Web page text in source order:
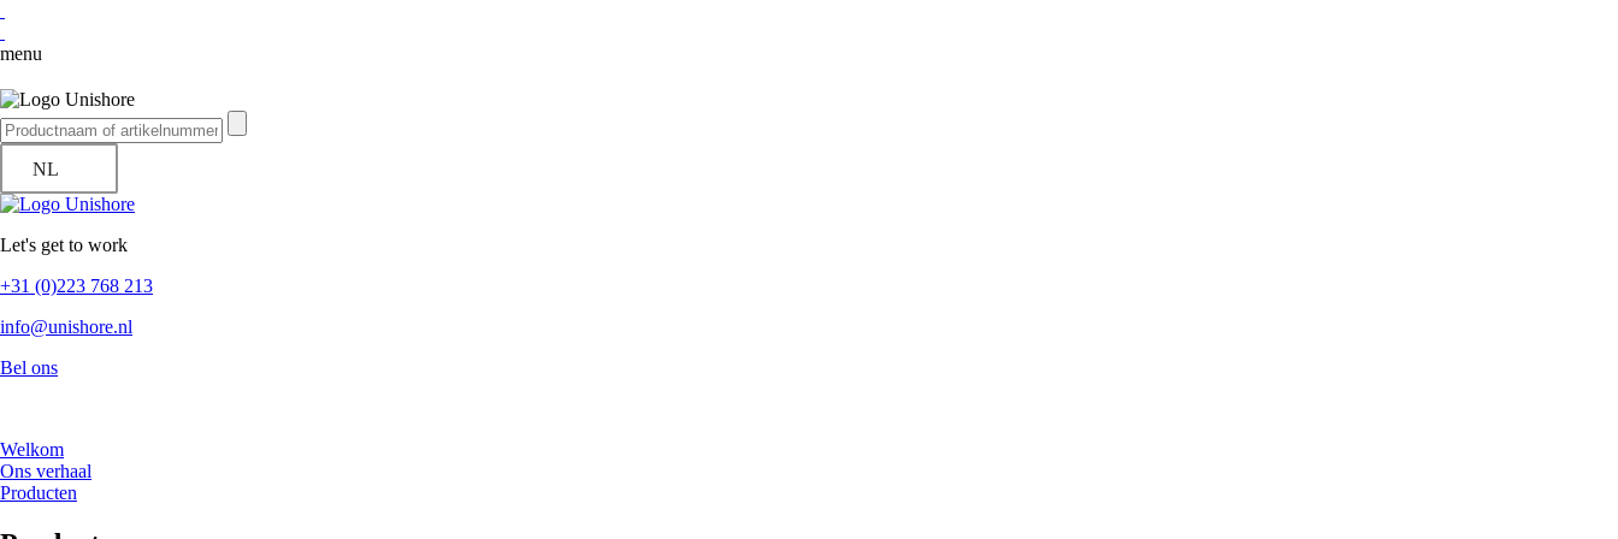
menu
NL
Let's get to work
+31 (0)223 768 213
info@unishore.nl
Bel ons
Welkom
Ons verhaal
Producten